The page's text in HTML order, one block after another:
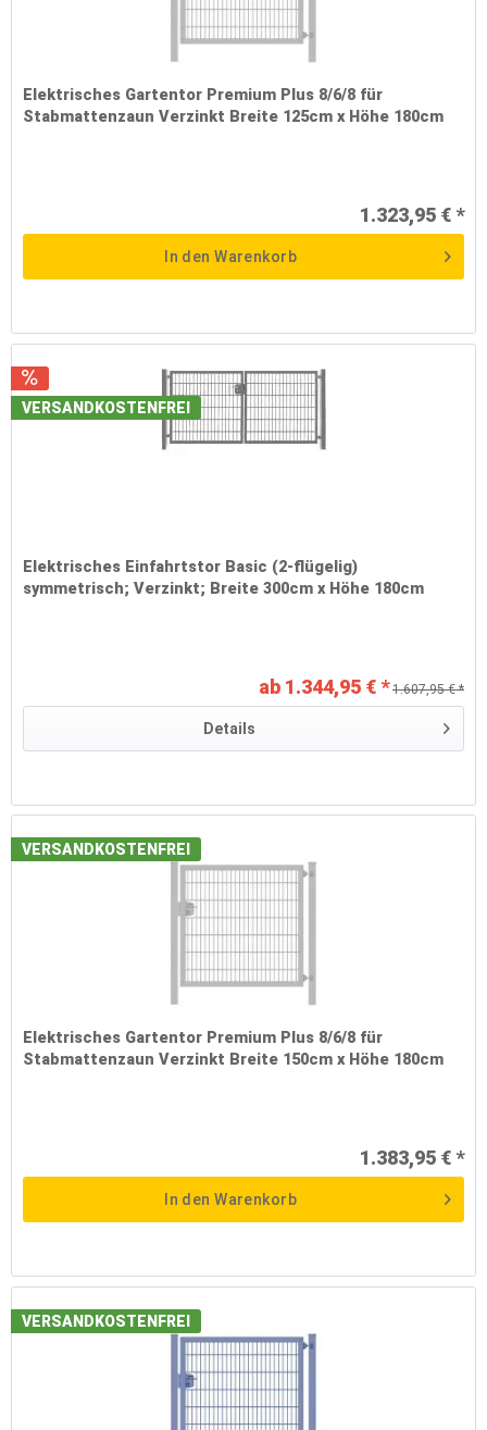
Elektrisches Gartentor Premium Plus 8/6/8 für
Stabmattenzaun Verzinkt Breite 125cm x Höhe 180cm
1.323,95 € *
In den Warenkorb
VERSANDKOSTENFREI
Elektrisches Einfahrtstor Basic (2-flügelig)
symmetrisch; Verzinkt; Breite 300cm x Höhe 180cm
ab 1.344,95 € * 1.607,95 € *
Details
VERSANDKOSTENFREI
Elektrisches Gartentor Premium Plus 8/6/8 für
Stabmattenzaun Verzinkt Breite 150cm x Höhe 180cm
1.383,95 € *
In den Warenkorb
VERSANDKOSTENFREI